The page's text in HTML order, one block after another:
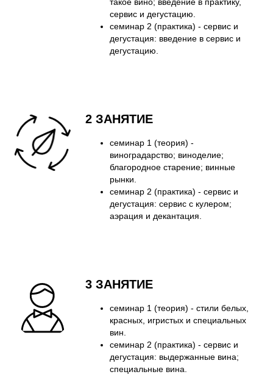
сервис и дегустацию.
семинар 2 (практика) - сервис и
дегустация: введение в сервис и
дегустацию.
2 ЗАНЯТИЕ
семинар 1 (теория) -
виноградарство; виноделие;
благородное старение; винные
рынки.
семинар 2 (практика) - сервис и
дегустация: сервис с кулером;
аэрация и декантация.
3 ЗАНЯТИЕ
семинар 1 (теория) - стили белых,
красных, игристых и специальных
вин.
семинар 2 (практика) - сервис и
дегустация: выдержанные вина;
специальные вина.